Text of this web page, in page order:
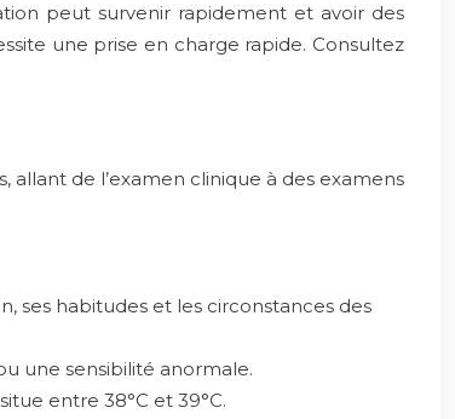
peut survenir rapidement et avoir des
une prise en charge rapide. Consultez
de l’examen clinique à des examens
ses habitudes et les circonstances des
une sensibilité anormale.
entre 38°C et 39°C.